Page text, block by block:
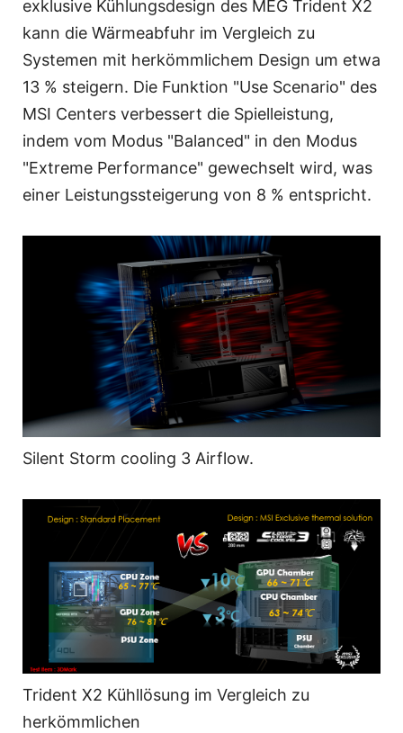
exklusive Kühlungsdesign des MEG Trident X2
kann die Wärmeabfuhr im Vergleich zu
Systemen mit herkömmlichem Design um etwa
13 % steigern. Die Funktion "Use Scenario" des
MSI Centers verbessert die Spielleistung,
indem vom Modus "Balanced" in den Modus
"Extreme Performance" gewechselt wird, was
einer Leistungssteigerung von 8 % entspricht.
Silent Storm cooling 3 Airflow.
Trident X2 Kühllösung im Vergleich zu
herkömmlichen